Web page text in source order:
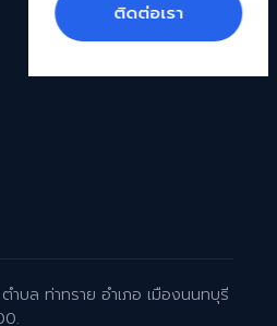
ติดต่อเรา
บล ท่าทราย อำเภอ เมืองนนทบุรี